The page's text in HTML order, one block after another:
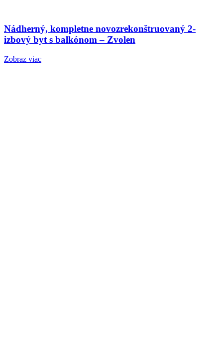
Nádherný, kompletne novozrekonštruovaný 2-
izbový byt s balkónom – Zvolen
Zobraz viac